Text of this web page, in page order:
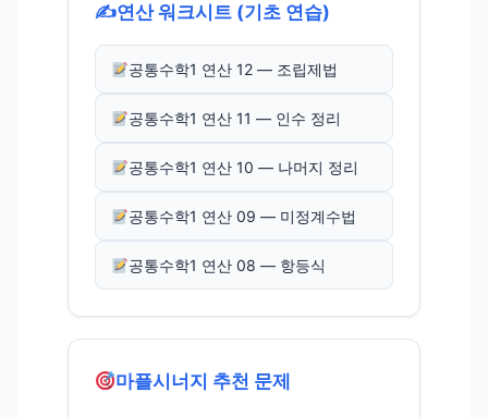
✍️연산 워크시트 (기초 연습)
공통수학1 연산 12 — 조립제법
공통수학1 연산 11 — 인수 정리
공통수학1 연산 10 — 나머지 정리
공통수학1 연산 09 — 미정계수법
공통수학1 연산 08 — 항등식
마플시너지 추천 문제